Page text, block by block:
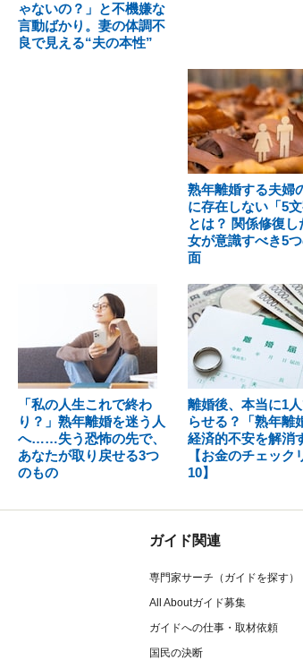
ゃないの？」と不機嫌な
言動ばかり。妻の体調不
良で見える“夫の本性”
熟年離婚する夫婦
に存在しない「5文
とは？ 関係修復し
女が意識すべき5
面
「私の人生これで終わ
り？」熟年離婚を迷う人
へ……失う恐怖の先で、
あなたが取り戻せる3つ
のもの
離婚後、本当に1
らせる？「熟年離
経済的不安を解消
【お金のチェック
10】
ガイド関連
専門家サーチ（ガイドを探す）
All Aboutガイド募集
ガイドへの仕事・取材依頼
国民の決断